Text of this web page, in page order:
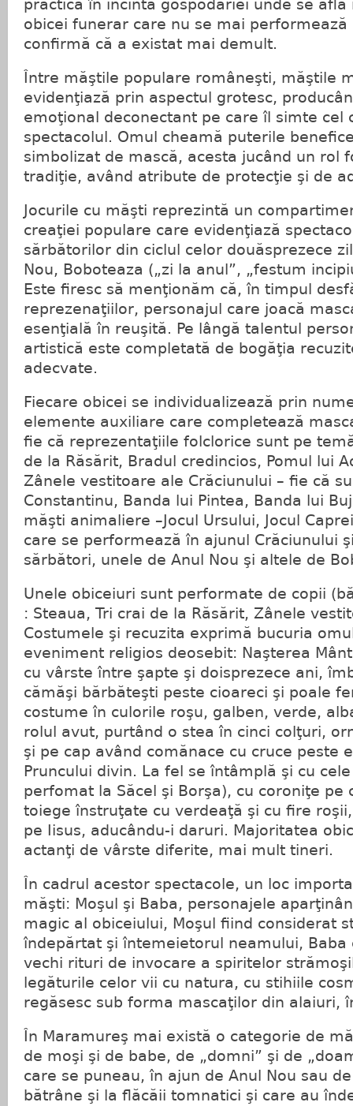
practica în incinta gospodăriei unde se afla
obicei funerar care nu se mai
confirmă că a existat mai demult.
Între măştile populare româneşti, măştile
evidenţiază prin aspectul grotesc,
emoţional deconectant pe care îl simte cel
spectacolul. Omul cheamă puterile
simbolizat de mască, acesta jucând un rol
tradiţie, având atribute de protecţie şi de
Jocurile cu măşti reprezintă un
creaţiei populare care evidenţiază
sărbătorilor din ciclul celor douăsprezece
Nou, Boboteaza („zi la anul”, „festum
Este firesc să menţionăm că, în timpul
reprezenaţiilor, personajul care joacă
esenţială în reuşită. Pe lângă talentul
artistică este completată de bogăţia
adecvate.
Fiecare obicei se individualizează prin
elemente auxiliare care completează
fie că reprezentaţiile folclorice sunt pe
de la Răsărit, Bradul credincios, Pomul lui
Zânele vestitoare ale Crăciunului – fie că
Constantinu, Banda lui Pintea, Banda lui
măşti animaliere –Jocul Ursului, Jocul
care se performează în ajunul Crăciunului
sărbători, unele de Anul Nou şi altele de
Unele obiceiuri sunt performate de copii
: Steaua, Tri crai de la Răsărit, Zânele
Costumele şi recuzita exprimă bucuria
eveniment religios deosebit: Naşterea
cu vârste între şapte şi doisprezece ani,
cămăşi bărbăteşti peste cioareci şi poale
costume în culorile roşu, galben, verde,
rolul avut, purtând o stea în cinci colţuri,
şi pe cap având comănace cu cruce peste
Pruncului divin. La fel se întâmplă şi cu
perfomat la Săcel şi Borşa), cu coroniţe pe
toiege înstruţate cu verdeaţă şi cu fire
pe Iisus, aducându-i daruri. Majoritatea
actanţi de vârste diferite, mai mult tineri.
În cadrul acestor spectacole, un loc
măşti: Moşul şi Baba, personajele
magic al obiceiului, Moşul fiind considerat
îndepărtat şi întemeietorul neamului, Baba
vechi rituri de invocare a spiritelor
legăturile celor vii cu natura, cu stihiile
regăsesc sub forma mascaţilor din alaiuri,
În Maramureş mai există o categorie de
de moşi şi de babe, de „domni” şi de
care se puneau, în ajun de Anul Nou sau
bătrâne şi la flăcăii tomnatici şi care au